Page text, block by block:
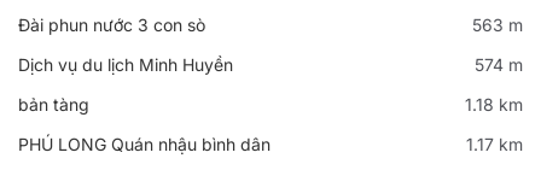
Đài phun nước 3 con sò
563 m
Dịch vụ du lịch Minh Huyền
574 m
bản tàng
1.18 km
PHÚ LONG Quán nhậu bình dân
1.17 km